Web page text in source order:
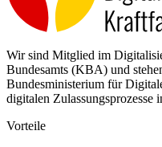
Wir sind Mitglied im
Bundesamts (KBA) und
Bundesministerium für
digitalen Zulassungsprozesse
Vorteile